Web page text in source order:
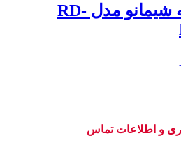
شانژمان 11 سرعته شیمانو مدل RD-
و اطلاعات تماس